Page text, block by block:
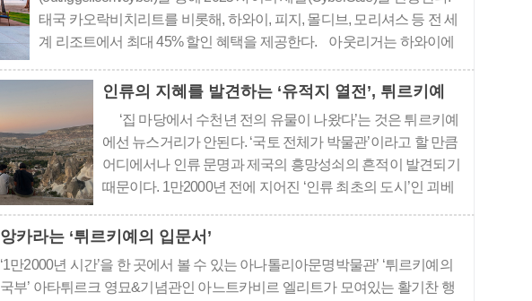
태국 카오락비치리트를 비롯해, 하와이, 피지, 몰디브, 모리셔스 등 전 세
계 리조트에서 최대 45% 할인 혜택을 제공한다. 아웃리거는 하와이에
사회에 긍정적인 변화를 남길 수 있도록 노력해왔다. 이번 사이버 세일
인류의 지혜를 발견하는 ‘유적지 열전’, 튀르키예
‘집 마당에서 수천년 전의 유물이 나왔다’는 것은 튀르키예
에선 뉴스거리가 안된다. ‘국토 전체가 박물관’이라고 할 만큼
어디에서나 인류 문명과 제국의 흥망성쇠의 흔적이 발견되기
때문이다. 1만2000년 전에 지어진 ‘인류 최초의 도시’인 괴베
크를 품고 있는 튀르키예. 유럽과 아시아를 연결하는 중요한
앙카라는 ‘튀르키예의 입문서’
‘1만2000년 시간’을 한 곳에서 볼 수 있는 아나톨리아문명박물관’ ‘튀르키예의
국부’ 아타튀르크 영묘&기념관인 아느트카비르 엘리트가 모여있는 활기찬 행